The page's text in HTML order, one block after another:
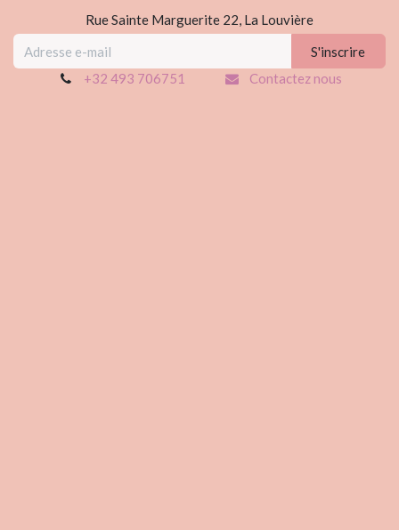
Rue Sainte Marguerite 22, La Louvière
S'inscrire
+32 493 706751
Contactez nous